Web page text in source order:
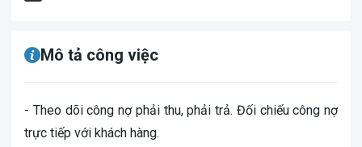
Mô tả công việc
- Theo dõi công nợ phải thu, phải trả. Đối chiếu công nợ
trực tiếp với khách hàng.